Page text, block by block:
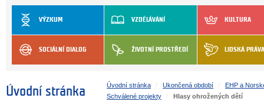
VÝZKUM VZDĚLÁVÁNÍ KULTURA
SOCIÁLNÍ DIALOG ŽIVOTNÍ PROSTŘEDÍ LIDSKÁ PRÁVA
Úvodní stránka
Úvodní stránka Ukončená období
EHP a
Schválené projekty
Hlasy ohrožených dětí